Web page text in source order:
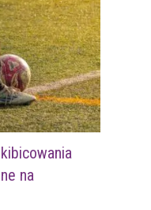
na